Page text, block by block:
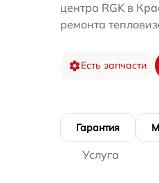
центра RGK в
ремонта
Есть запчасти
Гарантия
Услуга